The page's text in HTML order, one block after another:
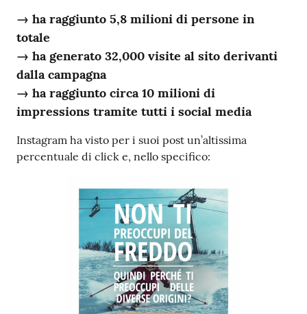
→ ha raggiunto 5,8 milioni di persone in
totale
→ ha generato 32,000 visite al sito derivanti
dalla campagna
→ ha raggiunto circa 10 milioni di
impressions tramite tutti i social media
Instagram ha visto per i suoi post un’altissima
percentuale di click e, nello specifico: